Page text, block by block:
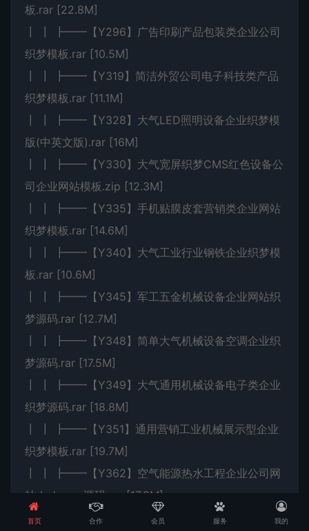
板.rar [22.8M]
┃ ┃ ┣━━【Y296】广告印刷产品包装类企业公司
织梦模板.rar [10.5M]
┃ ┃ ┣━━【Y319】简洁外贸公司电子科技类产品
织梦模板.rar [11.1M]
┃ ┃ ┣━━【Y328】大气LED照明设备企业织梦模
版(中英文版).rar [16M]
┃ ┃ ┣━━【Y330】大气宽屏织梦CMS红色设备公
司企业网站模板.zip [12.3M]
┃ ┃ ┣━━【Y335】手机贴膜皮套营销类企业网站
织梦模板.rar [14.6M]
┃ ┃ ┣━━【Y340】大气工业行业钢铁企业织梦模
板.rar [10.6M]
┃ ┃ ┣━━【Y345】军工五金机械设备企业网站织
梦源码.rar [12.7M]
┃ ┃ ┣━━【Y348】简单大气机械设备空调企业织
梦源码.rar [17.5M]
┃ ┃ ┣━━【Y349】大气通用机械设备电子类企业
织梦源码.rar [18.8M]
┃ ┃ ┣━━【Y351】通用营销工业机械展示型企业
织梦模板.rar [19.7M]
┃ ┃ ┣━━【Y362】空气能源热水工程企业公司网
站dedecms源码.rar [17.9M]
┃ ┃ ┣━━【Y368】体育设备健身器材网站织梦源
首页 合作 会员 服务 我的